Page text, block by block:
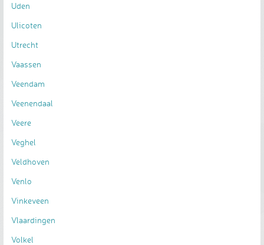
Uden
Ulicoten
Utrecht
Vaassen
Veendam
Veenendaal
Veere
Veghel
Veldhoven
Venlo
Vinkeveen
Vlaardingen
Volkel